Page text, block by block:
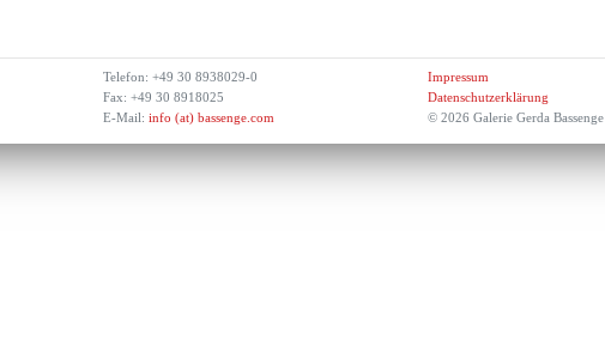
Telefon: +49 30 8938029-0
Fax: +49 30 8918025
E-Mail: info (at) bassenge.com
Impressum
Datenschutzerklärung
© 2026 Galerie Gerda Bassenge